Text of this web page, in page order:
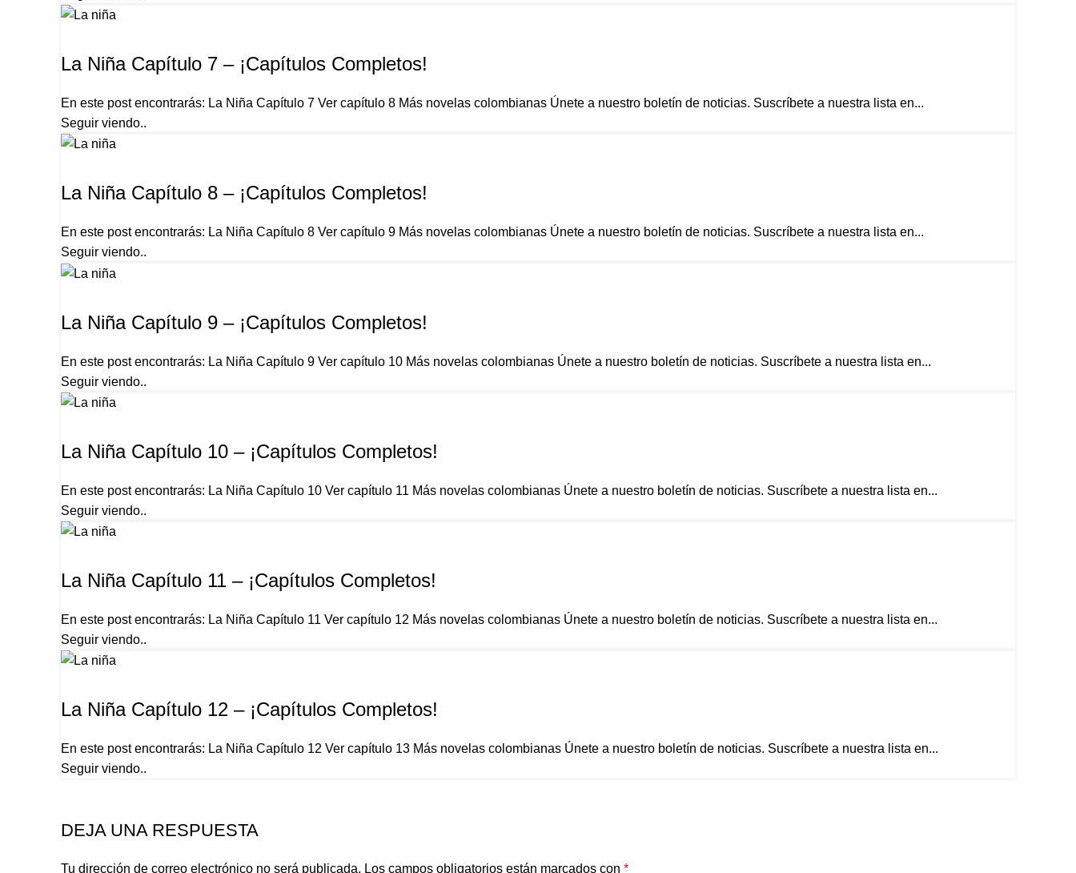
La Niña Capítulo 7 – ¡Capítulos Completos!
En este post encontrarás: La Niña Capítulo 7 Ver capítulo 8 Más novelas colombianas Únete a nuestro boletín de noticias. Suscríbete a nuestra lista en...
Seguir viendo..
La Niña Capítulo 8 – ¡Capítulos Completos!
En este post encontrarás: La Niña Capítulo 8 Ver capítulo 9 Más novelas colombianas Únete a nuestro boletín de noticias. Suscríbete a nuestra lista en...
Seguir viendo..
La Niña Capítulo 9 – ¡Capítulos Completos!
En este post encontrarás: La Niña Capítulo 9 Ver capítulo 10 Más novelas colombianas Únete a nuestro boletín de noticias. Suscríbete a nuestra lista en...
Seguir viendo..
La Niña Capítulo 10 – ¡Capítulos Completos!
En este post encontrarás: La Niña Capítulo 10 Ver capítulo 11 Más novelas colombianas Únete a nuestro boletín de noticias. Suscríbete a nuestra lista en...
Seguir viendo..
La Niña Capítulo 11 – ¡Capítulos Completos!
En este post encontrarás: La Niña Capítulo 11 Ver capítulo 12 Más novelas colombianas Únete a nuestro boletín de noticias. Suscríbete a nuestra lista en...
Seguir viendo..
La Niña Capítulo 12 – ¡Capítulos Completos!
En este post encontrarás: La Niña Capítulo 12 Ver capítulo 13 Más novelas colombianas Únete a nuestro boletín de noticias. Suscríbete a nuestra lista en...
Seguir viendo..
DEJA UNA RESPUESTA
Tu dirección de correo electrónico no será publicada. Los campos obligatorios están marcados con *